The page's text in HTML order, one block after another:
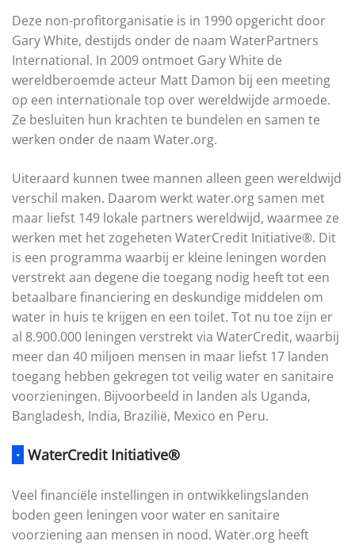
Deze non-profitorganisatie is in 1990 opgericht door
Gary White, destijds onder de naam WaterPartners
International. In 2009 ontmoet Gary White de
wereldberoemde acteur Matt Damon bij een meeting
op een internationale top over wereldwijde armoede.
Ze besluiten hun krachten te bundelen en samen te
werken onder de naam Water.org.
Uiteraard kunnen twee mannen alleen geen wereldwijd
verschil maken. Daarom werkt water.org samen met
maar liefst 149 lokale partners wereldwijd, waarmee ze
werken met het zogeheten WaterCredit Initiative®. Dit
is een programma waarbij er kleine leningen worden
verstrekt aan degene die toegang nodig heeft tot een
betaalbare financiering en deskundige middelen om
water in huis te krijgen en een toilet. Tot nu toe zijn er
al 8.900.000 leningen verstrekt via WaterCredit, waarbij
meer dan 40 miljoen mensen in maar liefst 17 landen
toegang hebben gekregen tot veilig water en sanitaire
voorzieningen. Bijvoorbeeld in landen als Uganda,
Bangladesh, India, Brazilië, Mexico en Peru.
· WaterCredit Initiative®
Veel financiële instellingen in ontwikkelingslanden
boden geen leningen voor water en sanitaire
voorziening aan mensen in nood. Water.org heeft